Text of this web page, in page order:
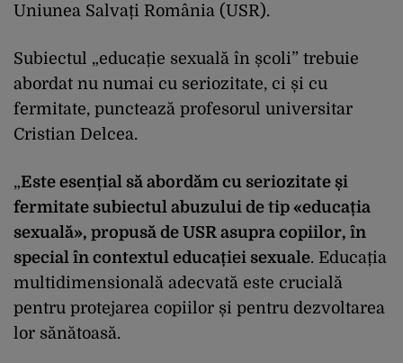
Uniunea Salvați România (USR).
Subiectul „educație sexuală în școli” trebuie
abordat nu numai cu seriozitate, ci și cu
fermitate, punctează profesorul universitar
Cristian Delcea.
„Este esențial să abordăm cu seriozitate și
fermitate subiectul abuzului de tip «educația
sexuală», propusă de USR asupra copiilor, în
special în contextul educației sexuale. Educația
multidimensională adecvată este crucială
pentru protejarea copiilor și pentru dezvoltarea
lor sănătoasă.